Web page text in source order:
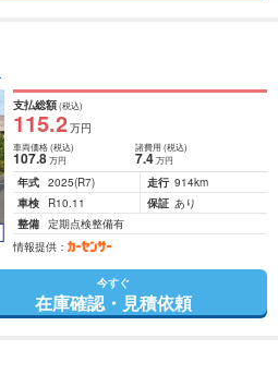
支払総額(税込)
115.2万円
車両価格(税込)
107.8万円
諸費用 (税込)
7.4 万円
年式 2025(R7) 走行 914km
車検
R10.11 保証 あり
整備 定期点検整備有
情報提供：
今すぐ
在庫確認・見積依頼